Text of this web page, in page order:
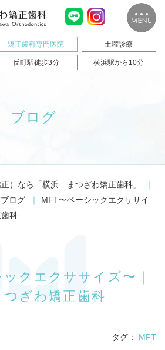
矯正歯科専門医院 土曜診療
反町駅徒歩3分 横浜駅から10分
ブログ
）なら「横浜 まつざわ矯正歯科」
ブログ
MFT〜ベーシックエクササイ
科
クエクササイズ〜｜
つざわ矯正歯科
タグ： MFT